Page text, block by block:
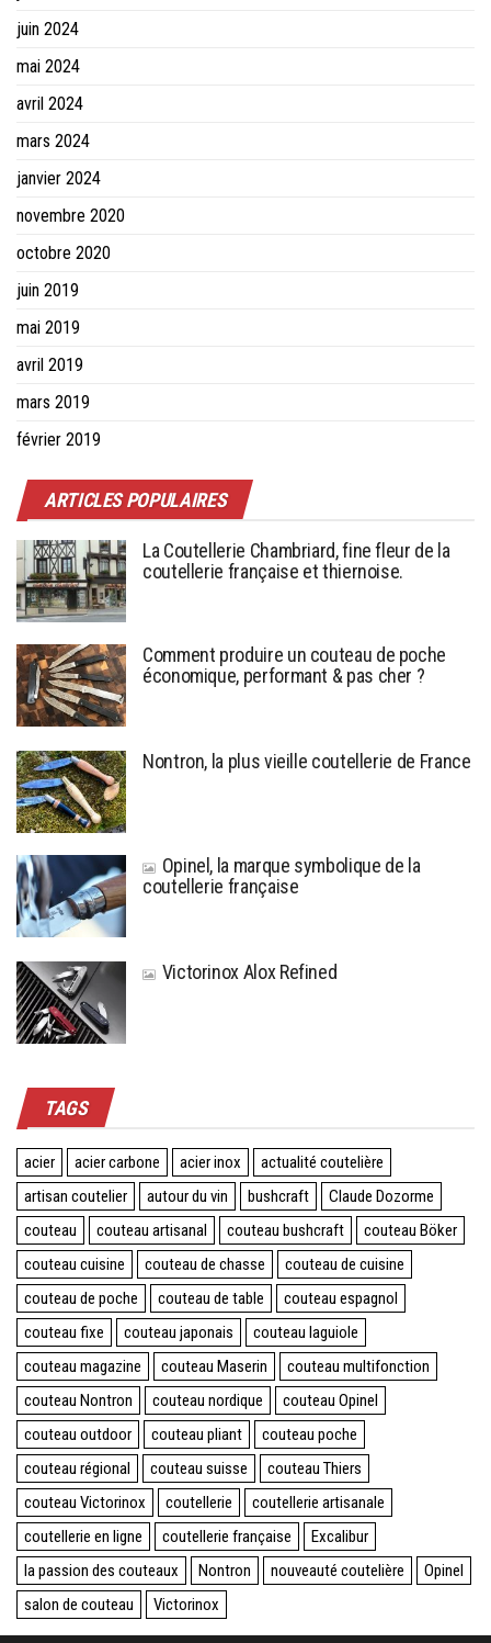
juin 2024
mai 2024
avril 2024
mars 2024
janvier 2024
novembre 2020
octobre 2020
juin 2019
mai 2019
avril 2019
mars 2019
février 2019
ARTICLES POPULAIRES
La Coutellerie Chambriard, fine fleur de la
coutellerie française et thiernoise.
Comment produire un couteau de poche
économique, performant & pas cher ?
Nontron, la plus vieille coutellerie de France
Opinel, la marque symbolique de la
coutellerie française
Victorinox Alox Refined
TAGS
acier acier carbone acier inox
actualité coutelière
artisan coutelier
autour du vin bushcraft
Claude Dozorme
couteau
couteau artisanal couteau bushcraft
couteau Böker
couteau cuisine
couteau de chasse
couteau de cuisine
couteau de poche
couteau de table
couteau espagnol
couteau fixe
couteau japonais
couteau laguiole
couteau magazine
couteau Maserin
couteau multifonction
couteau Nontron
couteau nordique
couteau Opinel
couteau outdoor
couteau pliant
couteau poche
couteau régional
couteau suisse
couteau Thiers
couteau Victorinox
coutellerie
coutellerie artisanale
coutellerie en ligne
coutellerie française
Excalibur
la passion des couteaux
Nontron nouveauté coutelière
Opinel
salon de couteau
Victorinox